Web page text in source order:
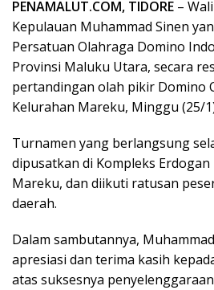
PENAMALUT.COM, TIDORE –
Kepulauan Muhammad Sinen
Persatuan Olahraga Domino
Provinsi Maluku Utara, secara
pertandingan olah pikir Domino
Kelurahan Mareku, Minggu (25/
Turnamen yang berlangsung
dipusatkan di Kompleks Erdogan
Mareku, dan diikuti ratusan
daerah.
Dalam sambutannya,
apresiasi dan terima kasih
atas suksesnya